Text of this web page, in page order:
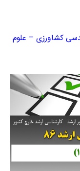
سوالات کنکور ارشد ۸۶ مهندسی کشاورزی – علوم